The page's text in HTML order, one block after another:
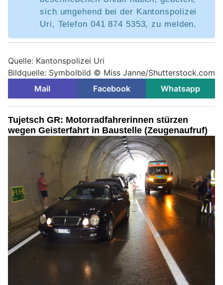
sich umgehend bei der Kantonspolizei
Uri, Telefon 041 874 5353, zu melden.
Quelle: Kantonspolizei Uri
Bildquelle: Symbolbild © Miss Janne/Shutterstock.com
Mail
Facebook Whatsapp
Tujetsch GR: Motorradfahrerinnen stürzen
wegen Geisterfahrt in Baustelle (Zeugenaufruf)